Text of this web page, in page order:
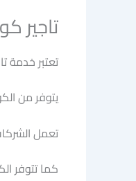
تاجير
تعتبر خدمة
يتوفر من
تعمل
كما تتوفر